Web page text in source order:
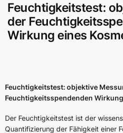
Feuchtigkeitstest:
der
Wirkung eines
Feuchtigkeitstest: objektive
Feuchtigkeitsspendenden
Der Feuchtigkeitstest ist der
Quantifizierung der Fähigkeit einer